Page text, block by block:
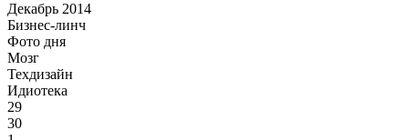
Декабрь 2014
Бизнес-линч
Фото дня
Мозг
Техдизайн
Идиотека
29
30